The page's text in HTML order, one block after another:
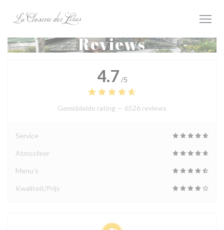
Reviews
4.7 /5
Gemiddelde rating — 6526 reviews
Service
Atmosfeer
Menu's
Kwaliteit/Prijs